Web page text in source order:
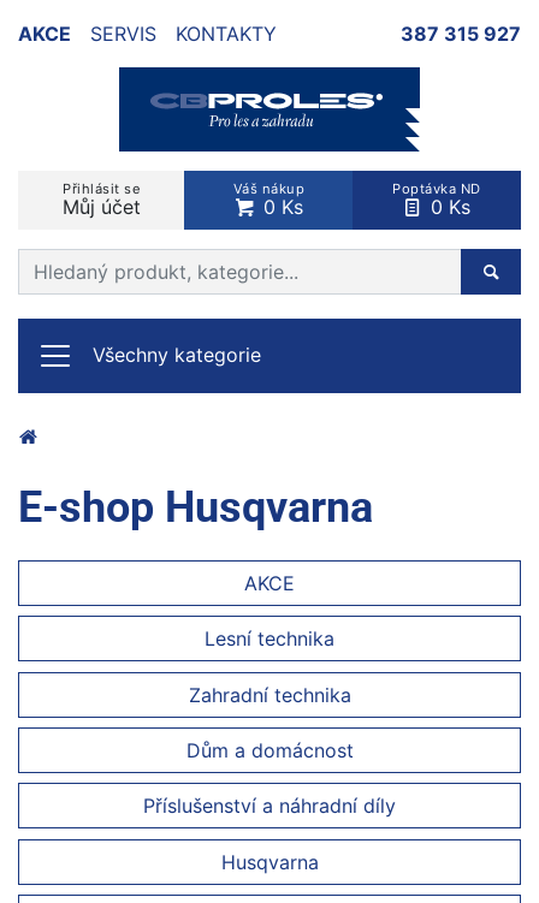
AKCE SERVIS KONTAKTY 387 315 927
Přihlásit se
Můj účet
Váš nákup
0 Ks
Poptávka ND
0 Ks
Prohledat web
Všechny kategorie
E-shop Husqvarna
AKCE
Lesní technika
Zahradní technika
Dům a domácnost
Příslušenství a náhradní díly
Husqvarna